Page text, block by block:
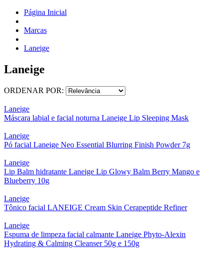
Página Inicial
Marcas
Laneige
Laneige
ORDENAR POR:
Laneige
Máscara labial e facial noturna Laneige Lip Sleeping Mask
Laneige
Pó facial Laneige Neo Essential Blurring Finish Powder 7g
Laneige
Lip Balm hidratante Laneige Lip Glowy Balm Berry Mango e
Blueberry 10g
Laneige
Tônico facial LANEIGE Cream Skin Cerapeptide Refiner
Laneige
Espuma de limpeza facial calmante Laneige Phyto-Alexin
Hydrating & Calming Cleanser 50g e 150g